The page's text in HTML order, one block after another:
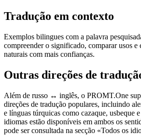
Tradução em contexto
Exemplos bilingues com a palavra
compreender o significado, comparar usos e
naturais com mais confianças.
Outras direções de
Além de russo ↔ inglês, o PROMT.One
direções de tradução populares, incluindo
e línguas túrquicas como cazaque, usbeque
idiomas estão disponíveis em ambos os
pode ser consultada na secção «Todos os